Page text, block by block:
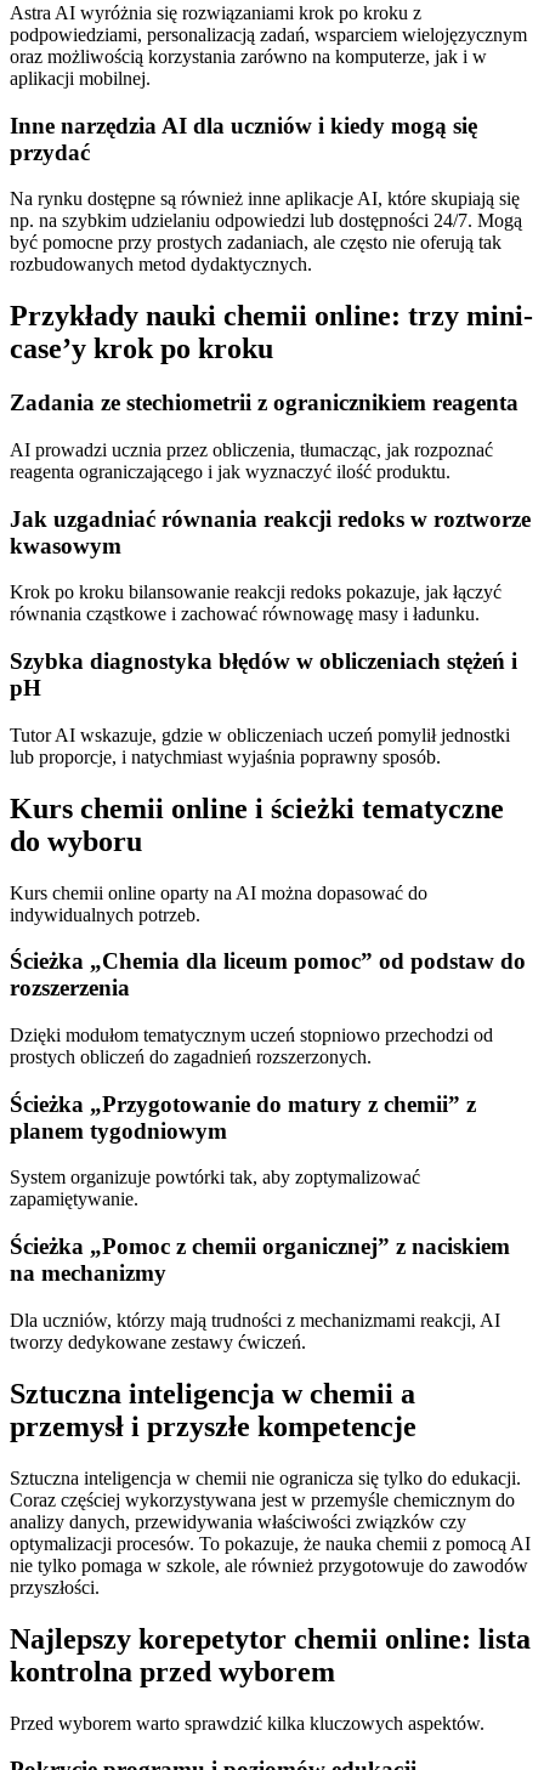
Astra AI wyróżnia się rozwiązaniami krok po kroku z
podpowiedziami, personalizacją zadań, wsparciem wielojęzycznym
oraz możliwością korzystania zarówno na komputerze, jak i w
aplikacji mobilnej.
Inne narzędzia AI dla uczniów i kiedy mogą się
przydać
Na rynku dostępne są również inne aplikacje AI, które skupiają się
np. na szybkim udzielaniu odpowiedzi lub dostępności 24/7. Mogą
być pomocne przy prostych zadaniach, ale często nie oferują tak
rozbudowanych metod dydaktycznych.
Przykłady nauki chemii online: trzy mini-
case’y krok po kroku
Zadania ze stechiometrii z ogranicznikiem reagenta
AI prowadzi ucznia przez obliczenia, tłumacząc, jak rozpoznać
reagenta ograniczającego i jak wyznaczyć ilość produktu.
Jak uzgadniać równania reakcji redoks w roztworze
kwasowym
Krok po kroku bilansowanie reakcji redoks pokazuje, jak łączyć
równania cząstkowe i zachować równowagę masy i ładunku.
Szybka diagnostyka błędów w obliczeniach stężeń i
pH
Tutor AI wskazuje, gdzie w obliczeniach uczeń pomylił jednostki
lub proporcje, i natychmiast wyjaśnia poprawny sposób.
Kurs chemii online i ścieżki tematyczne
do wyboru
Kurs chemii online oparty na AI można dopasować do
indywidualnych potrzeb.
Ścieżka „Chemia dla liceum pomoc” od podstaw do
rozszerzenia
Dzięki modułom tematycznym uczeń stopniowo przechodzi od
prostych obliczeń do zagadnień rozszerzonych.
Ścieżka „Przygotowanie do matury z chemii” z
planem tygodniowym
System organizuje powtórki tak, aby zoptymalizować
zapamiętywanie.
Ścieżka „Pomoc z chemii organicznej” z naciskiem
na mechanizmy
Dla uczniów, którzy mają trudności z mechanizmami reakcji, AI
tworzy dedykowane zestawy ćwiczeń.
Sztuczna inteligencja w chemii a
przemysł i przyszłe kompetencje
Sztuczna inteligencja w chemii nie ogranicza się tylko do edukacji.
Coraz częściej wykorzystywana jest w przemyśle chemicznym do
analizy danych, przewidywania właściwości związków czy
optymalizacji procesów. To pokazuje, że nauka chemii z pomocą AI
nie tylko pomaga w szkole, ale również przygotowuje do zawodów
przyszłości.
Najlepszy korepetytor chemii online: lista
kontrolna przed wyborem
Przed wyborem warto sprawdzić kilka kluczowych aspektów.